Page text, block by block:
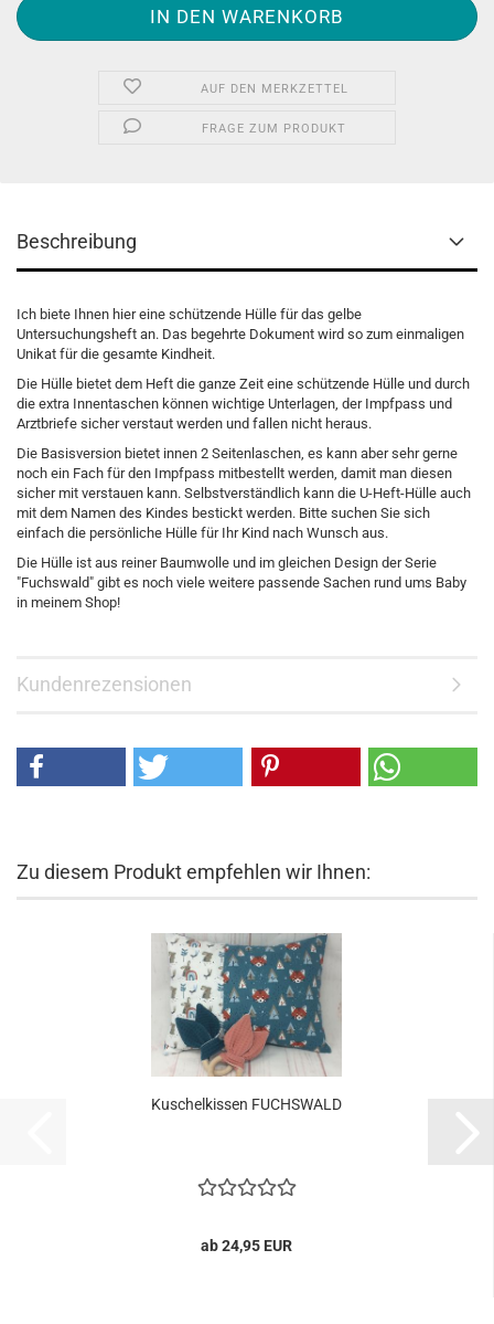
AUF DEN MERKZETTEL
FRAGE ZUM PRODUKT
Beschreibung
Ich biete Ihnen hier eine schützende Hülle für das gelbe
Untersuchungsheft an. Das begehrte Dokument wird so zum einmaligen
Unikat für die gesamte Kindheit.
Die Hülle bietet dem Heft die ganze Zeit eine schützende Hülle und durch
die extra Innentaschen können wichtige Unterlagen, der Impfpass und
Arztbriefe sicher verstaut werden und fallen nicht heraus.
Die Basisversion bietet innen 2 Seitenlaschen, es kann aber sehr gerne
noch ein Fach für den Impfpass mitbestellt werden, damit man diesen
sicher mit verstauen kann. Selbstverständlich kann die U-Heft-Hülle auch
mit dem Namen des Kindes bestickt werden. Bitte suchen Sie sich
einfach die persönliche Hülle für Ihr Kind nach Wunsch aus.
Die Hülle ist aus reiner Baumwolle und im gleichen Design der Serie
"Fuchswald" gibt es noch viele weitere passende Sachen rund ums Baby
in meinem Shop!
Kundenrezensionen
Zu diesem Produkt empfehlen wir Ihnen:
Kuschelkissen FUCHSWALD
ab 24,95 EUR